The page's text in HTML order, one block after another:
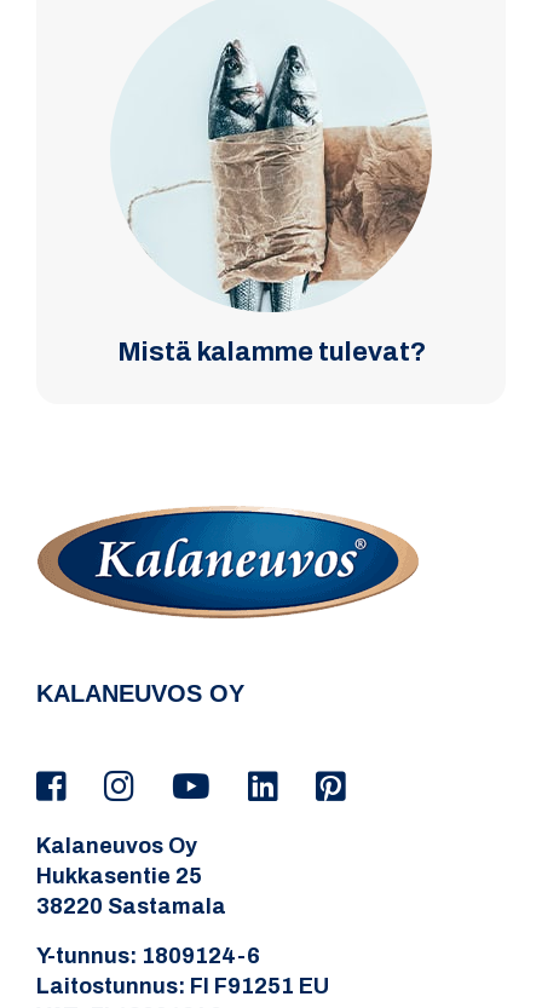
Mistä kalamme tulevat?
KALANEUVOS OY
Kalaneuvos Oy
Hukkasentie 25
38220 Sastamala
Y-tunnus: 1809124-6
Laitostunnus: FI F91251 EU